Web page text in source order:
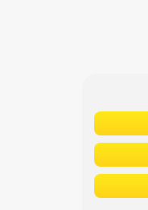
Сетевые отели Мальдив
Сетевые отели Бали
Сетевые отели Сейшел